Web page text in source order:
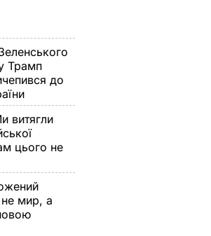
Трамп
до
витягли
цього не
не мир, а